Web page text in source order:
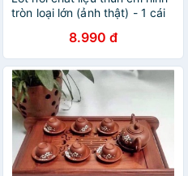
tròn loại lớn (ảnh thật) - 1 cái
8.990 đ